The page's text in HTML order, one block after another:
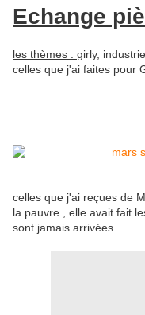
Echange
les thèmes : girly,
celles que j'ai faites pour
celles que j'ai reçues de
la pauvre , elle avait fait
sont jamais arrivées